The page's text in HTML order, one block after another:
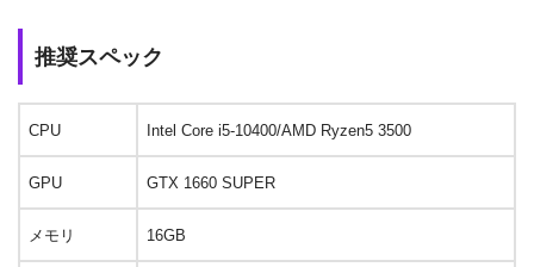
推奨スペック
CPU Intel Core i5-10400/AMD Ryzen5 3500
GPU GTX 1660 SUPER
メモリ 16GB